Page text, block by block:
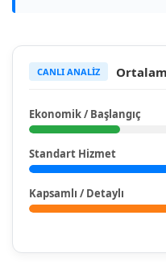
CANLI ANALİZ
Ekonomik / Başlangıç
Standart Hizmet
Kapsamlı / Detaylı